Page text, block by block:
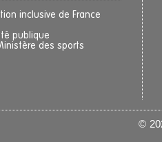
inclusive de France
publique
des sports
©